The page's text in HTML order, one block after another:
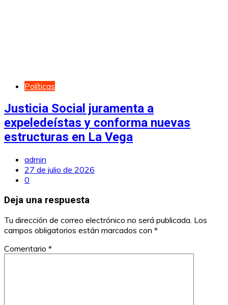
Políticas
Justicia Social juramenta a
expeledeístas y conforma nuevas
estructuras en La Vega
admin
27 de julio de 2026
0
Deja una respuesta
Tu dirección de correo electrónico no será publicada. Los
campos obligatorios están marcados con *
Comentario *